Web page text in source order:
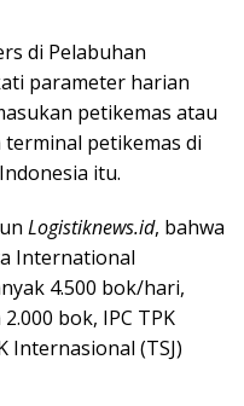
di Pelabuhan
parameter harian
petikemas atau
terminal petikemas di
itu.
Logistiknews.id, bahwa
International
4.500 bok/hari,
bok, IPC TPK
Internasional (TSJ)